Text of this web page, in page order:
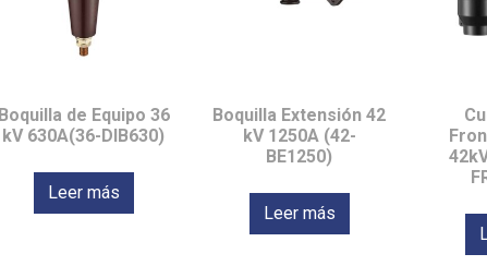
Boquilla de Equipo 36
kV 630A(36-DIB630)
Leer más
Boquilla Extensión 42
kV 1250A (42-
BE1250)
Leer más